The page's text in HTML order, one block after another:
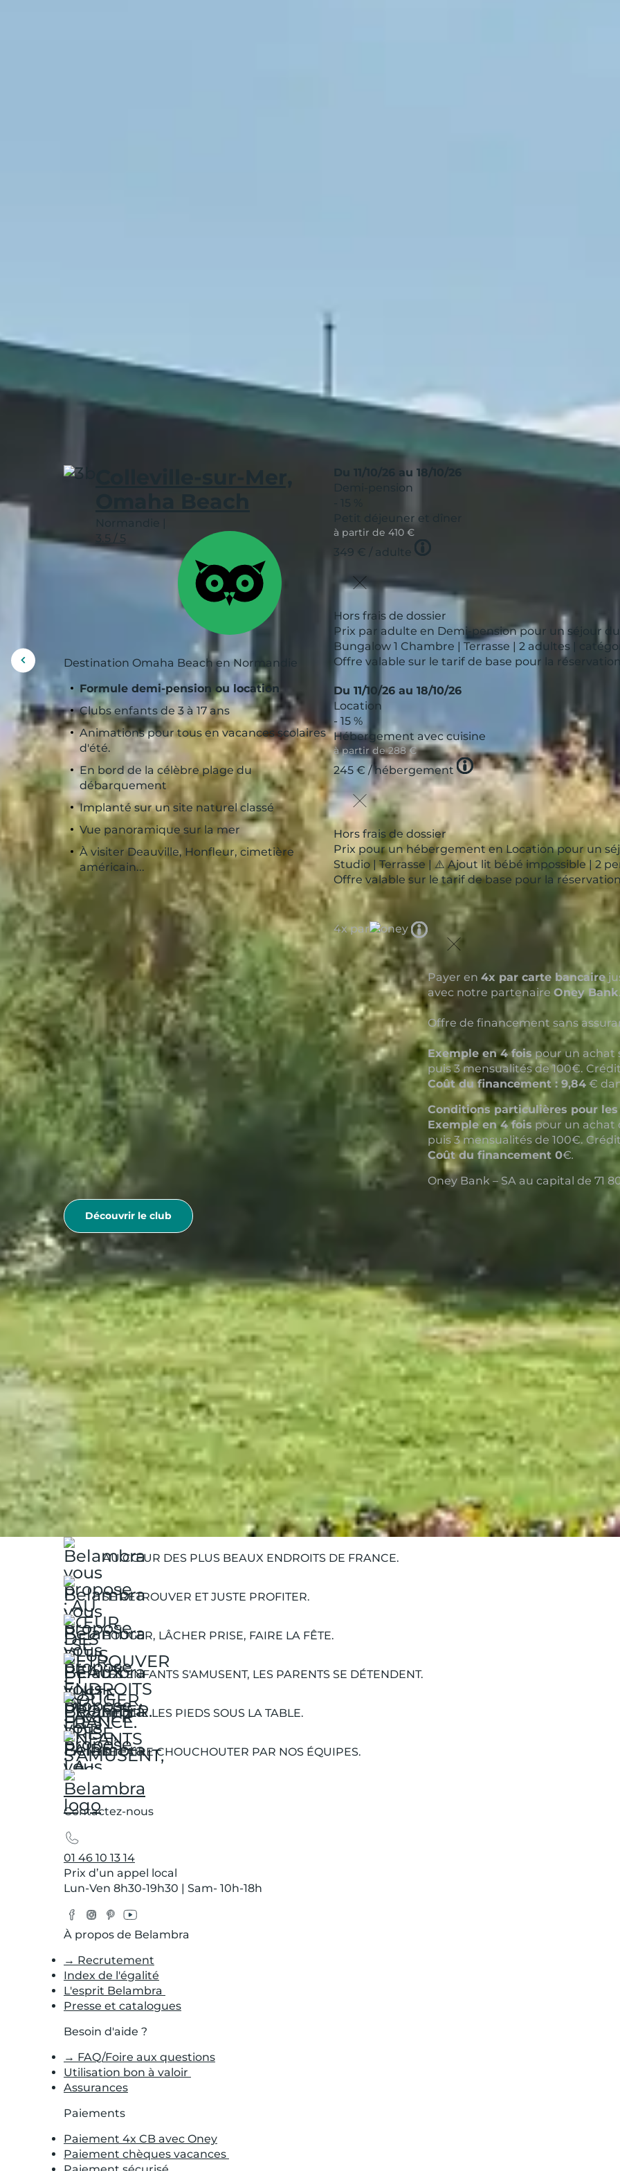
Colleville-sur-Mer et bien d’autres lieux emblématiques. Ces derniers sont facilement accessibles
Le département du Calvados parlera également aux gastronomes puisqu’il possède un très
tour les spécialités de la mer, ses fromages régionaux, sa charcuterie de qualité et son cidre,
Passez vosvacances d’été dans le Calvados et réservez dès à présent votre séjour pour profiter
Afficher
précédente
3.5 / 5
Destination Omaha Beach en Normandie
Formule demi-pension ou location
Clubs enfants de 3 à 17 ans
Animations pour tous en vacances scolaires
d'été.
En bord de la célèbre plage du
débarquement
Implanté sur un site naturel classé
Vue panoramique sur la mer
À visiter Deauville, Honfleur, cimetière
américain...
Du 11/10/26 au 18/10/26
Demi-pension
Petit déjeuner et dîner
à partir de 410 €
349 € / adulte Tooltip
Hors frais de dossier
Prix par adulte en Demi-pension pour un séjour du
Bungalow 1 Chambre | Terrasse | 2 adultes |
Offre valable sur le tarif de base pour la
Du 11/10/26 au 18/10/26
Location
- 15 %
Hébergement avec cuisine
à partir de288 €
245 € / hébergement Tooltip
icon
Hors frais de dossier
Prix pour un hébergement en Location pour un
Studio | Terrasse | ⚠️ Ajout lit bébé impossible | 2
Offre valable sur le tarif de base pour la
4x par
Tooltip
icon
Payer en 4x par carte bancaire
avec notre partenaire Oney Bank.
Offre de financement sans
Exemple en 4 fois pour un achat
puis 3 mensualités de 100€.
Coût du financement : 9,84 €
Conditions particulières pour
Exemple en 4 fois pour un achat
puis 3 mensualités de 100€.
Coût du financement 0€.
Oney Bank – SA au capital de 71
Découvrir le club
Idées vacances
Clubs vacances mer
Belambra Clubs
Nos destinations | Belambra
Normandie
Réservez vos vacances dans un club de vacances dans le Calvados
AU CŒUR DES PLUS BEAUX ENDROITS DE FRANCE.
SE RETROUVER ET JUSTE PROFITER.
BOUGER, LÂCHER PRISE, FAIRE LA FÊTE.
LES ENFANTS S'AMUSENT, LES PARENTS SE DÉTENDENT.
METTRE LES PIEDS SOUS LA TABLE.
SE FAIRE CHOUCHOUTER PAR NOS ÉQUIPES.
Contactez-nous
01 46 10 13 14
Prix d’un appel local
Lun-Ven 8h30-19h30 | Sam- 10h-18h
Facebook
Instagram
Pinterest
YouTube
À propos de Belambra
→ Recrutement
Index de l'égalité
L'esprit Belambra
Presse et catalogues
Besoin d'aide ?
→ FAQ/Foire aux questions
Utilisation bon à valoir
Assurances
Paiements
Paiement 4x CB avec Oney
Paiement chèques vacances